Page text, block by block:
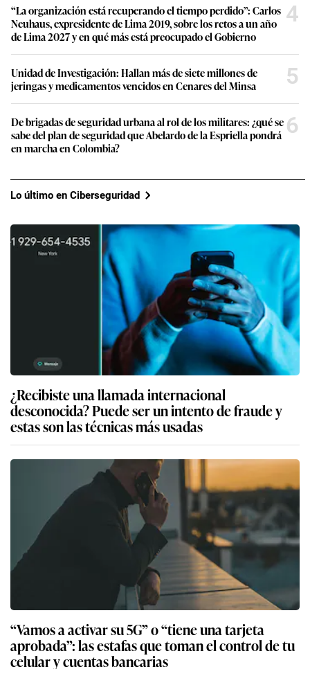
“La organización está recuperando el tiempo perdido”: Carlos
Neuhaus, expresidente de Lima 2019, sobre los retos a un año
de Lima 2027 y en qué más está preocupado el Gobierno
4
Unidad de Investigación: Hallan más de siete millones de
jeringas y medicamentos vencidos en Cenares del Minsa
5
De brigadas de seguridad urbana al rol de los militares: ¿qué se
sabe del plan de seguridad que Abelardo de la Espriella pondrá
en marcha en Colombia?
6
Lo último en Ciberseguridad
¿Recibiste una llamada internacional
desconocida? Puede ser un intento de fraude y
estas son las técnicas más usadas
“Vamos a activar su 5G” o “tiene una tarjeta
aprobada”: las estafas que toman el control de tu
celular y cuentas bancarias